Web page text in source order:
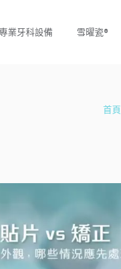
業牙科設備 雪曜瓷®
首頁